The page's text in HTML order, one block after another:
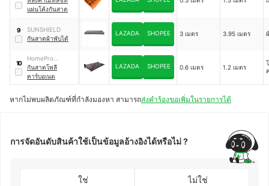
แผ่นโค้งกันสาด
9
SUNSHIELD
กันสาดผ้าพับได้
LAZADA SHOPEE 3 เมตร 3.95 เมตร
10
HomePro
SUNSHIELD
กันสาดโพลี
คาร์บอเนต
LAZADA SHOPEE 0.6 เมตร 1.2 เมตร
หากไม่พบผลิตภัณฑ์ที่กำลังมองหา สามารถส่งคำร้องขอเพิ่มในรายการได้
การจัดอันดับสินค้าใช้เป็นข้อมูลอ้างอิงได้หรือไม่ ?
ใช่ ไม่ใช่